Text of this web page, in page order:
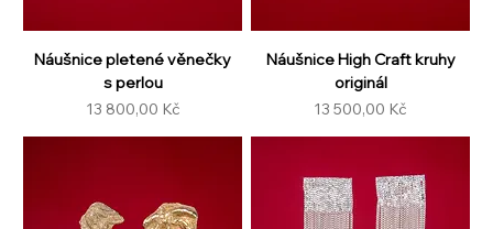
Náušnice pletené věnečky
s perlou
Cena
13 800,00 Kč
Náušnice High Craft kruhy
originál
Cena
13 500,00 Kč